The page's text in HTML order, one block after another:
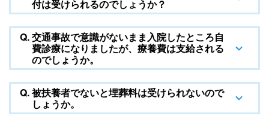
付は受けられるのでしょうか？
Q.交通事故で意識がないまま入院したところ自
費診療になりましたが、療養費は支給される
のでしょうか。
Q.被扶養者でないと埋葬料は受けられないので
しょうか。